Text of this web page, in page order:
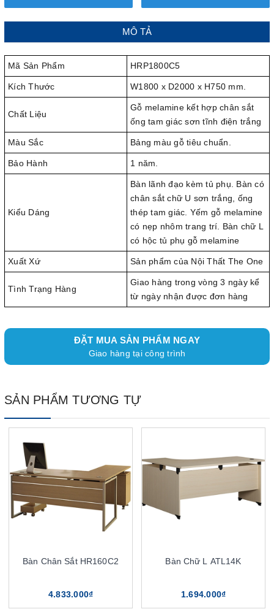
MÔ TẢ
Mã Sản Phẩm HRP1800C5
Kích Thước W1800 x D2000 x H750 mm.
Chất Liệu
Gỗ melamine kết hợp chân sắt
ống tam giác sơn tĩnh điện trắng
Màu Sắc Bảng màu gỗ tiêu chuẩn.
Bảo Hành 1 năm.
Kiểu Dáng
Bàn lãnh đạo kèm tủ phụ. Bàn có
chân sắt chữ U sơn trắng, ống
thép tam giác. Yếm gỗ melamine
có nẹp nhôm trang trí. Bàn chữ L
có hộc tủ phụ gỗ melamine
Xuất Xứ Sản phẩm của Nội Thất The One
Tình Trạng Hàng
Giao hàng trong vòng 3 ngày kể
từ ngày nhận được đơn hàng
ĐẶT MUA SẢN PHẨM NGAY
Giao hàng tại công trình
SẢN PHẨM TƯƠNG TỰ
Bàn Chân Sắt HR160C2
4.833.000₫
Bàn Chữ L ATL14K
1.694.000₫